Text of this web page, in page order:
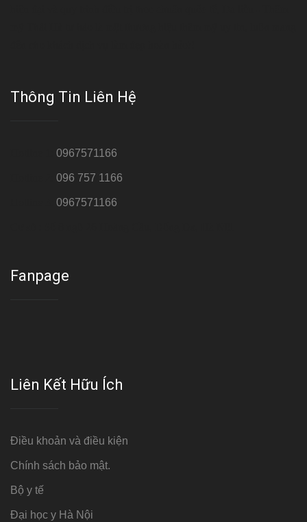
Thông Tin Liên Hệ
0967571166
096 757 1166
0967571166
Fanpage
Liên Kết Hữu Ích
Điều khoản và điều kiện
Chính sách bảo mật.
Bộ y tế
Đại học y Hà Nội